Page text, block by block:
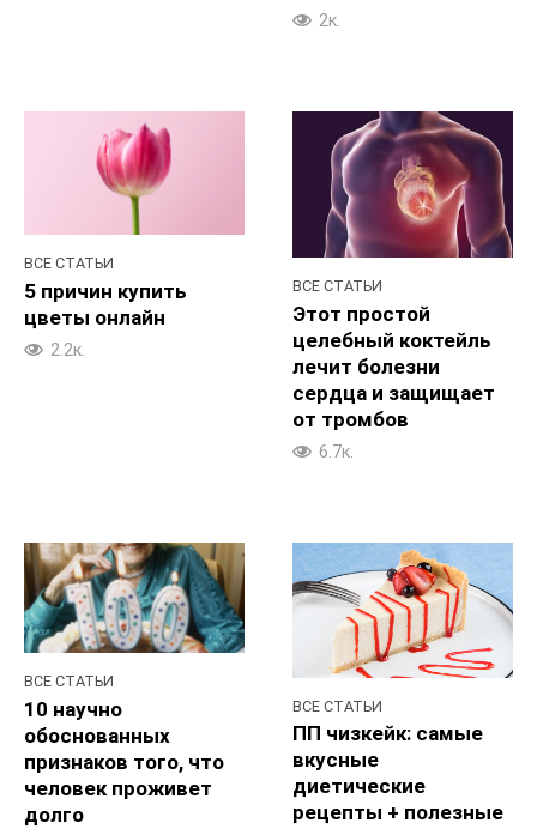
2к.
ВСЕ СТАТЬИ
5 причин купить
цветы онлайн
2.2к.
ВСЕ СТАТЬИ
Этот простой
целебный коктейль
лечит болезни
сердца и защищает
от тромбов
6.7к.
ВСЕ СТАТЬИ
10 научно
обоснованных
признаков того, что
человек проживет
долго
ВСЕ СТАТЬИ
ПП чизкейк: самые
вкусные
диетические
рецепты + полезные